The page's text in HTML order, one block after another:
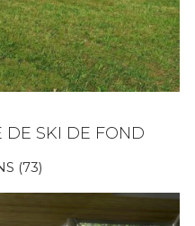
DE SKI DE FOND
(73)